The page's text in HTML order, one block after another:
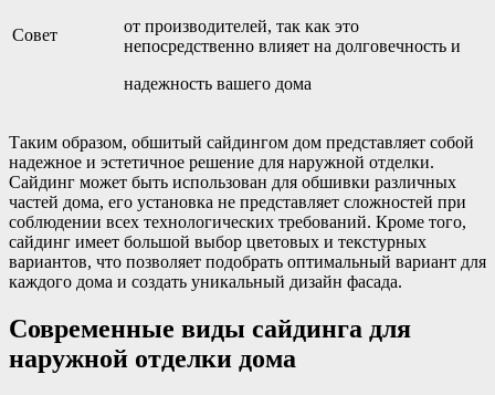
Совет
от производителей, так как это
непосредственно влияет на долговечность и
надежность вашего дома
Таким образом, обшитый сайдингом дом представляет собой
надежное и эстетичное решение для наружной отделки.
Сайдинг может быть использован для обшивки различных
частей дома, его установка не представляет сложностей при
соблюдении всех технологических требований. Кроме того,
сайдинг имеет большой выбор цветовых и текстурных
вариантов, что позволяет подобрать оптимальный вариант для
каждого дома и создать уникальный дизайн фасада.
Современные виды сайдинга для
наружной отделки дома